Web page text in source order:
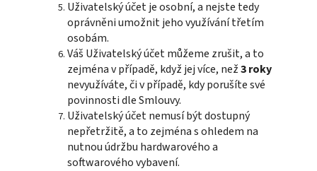
Uživatelský účet je osobní, a nejste tedy
oprávněni umožnit jeho využívání třetím
osobám.
Váš Uživatelský účet můžeme zrušit, a to
zejména v případě, když jej více, než3 roky
nevyužíváte, či v případě, kdy porušíte své
povinnosti dle Smlouvy.
Uživatelský účet nemusí být dostupný
nepřetržitě, a to zejména s ohledem na
nutnou údržbu hardwarového a
softwarového vybavení.